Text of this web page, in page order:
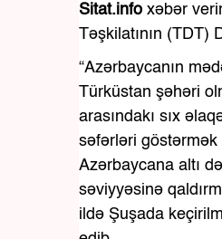
Sitat.info xəbər
Təşkilatının (TDT)
“Azərbaycanın
Türküstan şəhəri
arasındakı sıx
səfərləri göstərmək
Azərbaycana altı
səviyyəsinə
ildə Şuşada